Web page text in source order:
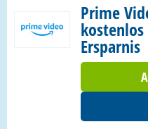
Prime
kostenlos
Ersparnis